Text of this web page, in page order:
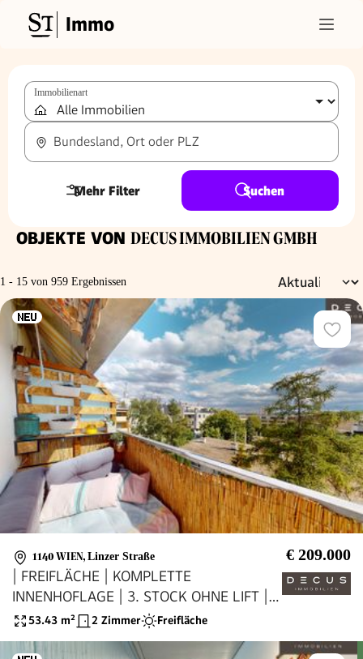
Immo
Immobilienart
Bundesland, Ort oder PLZ
Mehr Filter Suchen
OBJEKTE VON DECUS IMMOBILIEN GMBH
1 - 15 von 959 Ergebnissen
1140 WIEN, Linzer Straße € 209.000
| FREIFLÄCHE | KOMPLETTE
INNENHOFLAGE | 3. STOCK OHNE LIFT |
BJ 1964
53.43 m² 2 Zimmer Freifläche